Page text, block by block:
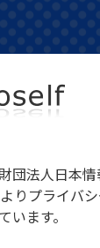
団法人日本
りプライバ
います。